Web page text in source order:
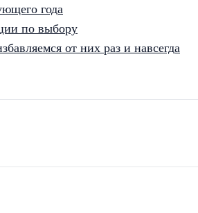
года
по выбору
от них раз и навсегда